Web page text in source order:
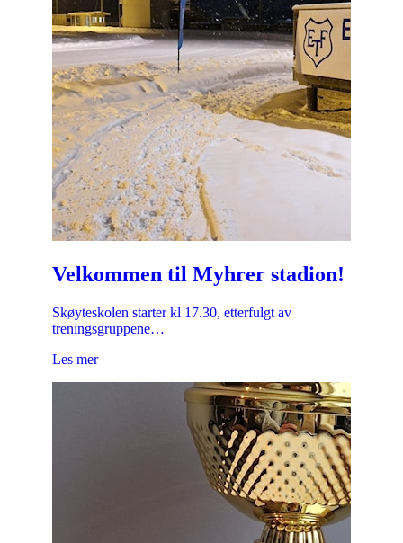
Velkommen til Myhrer stadion!
Skøyteskolen starter kl 17.30, etterfulgt av
treningsgruppene…
Les mer